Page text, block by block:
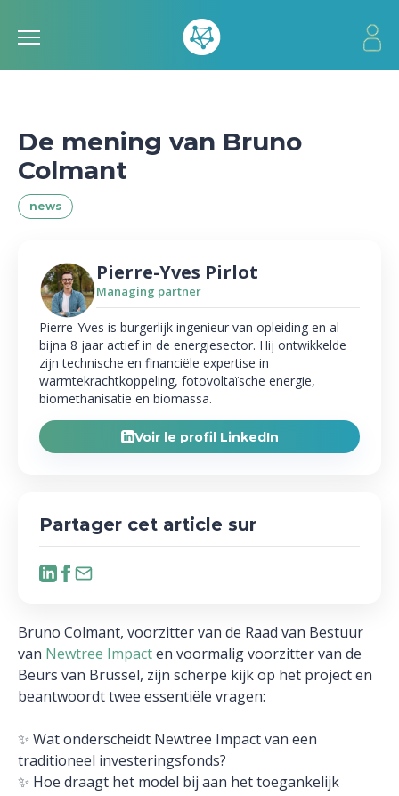
De mening van Bruno
Colmant
news
Pierre-Yves Pirlot
Managing partner
Pierre-Yves is burgerlijk ingenieur van opleiding en al
bijna 8 jaar actief in de energiesector. Hij ontwikkelde
zijn technische en financiële expertise in
warmtekrachtkoppeling, fotovoltaïsche energie,
biomethanisatie en biomassa.
Voir le profil LinkedIn
Partager cet article sur
Bruno Colmant, voorzitter van de Raad van Bestuur
van Newtree Impacten voormalig voorzitter van de
Beurs van Brussel, zijn scherpe kijk op het project en
beantwoordt twee essentiële vragen:
✨ Wat onderscheidt Newtree Impact van een
traditioneel investeringsfonds?
✨ Hoe draagt het model bij aan het toegankelijk